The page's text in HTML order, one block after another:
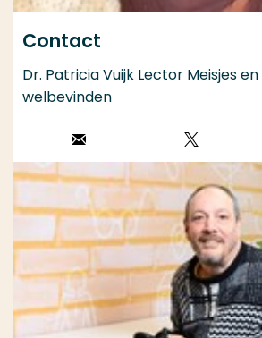
Contact
Dr. Patricia Vuijk Lector Meisjes
welbevinden
Stuur een email